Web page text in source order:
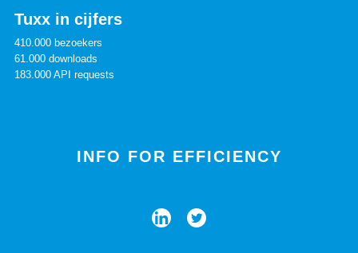
Tuxx in cijfers
410.000 bezoekers
61.000 downloads
183.000 API requests
INFO FOR EFFICIENCY